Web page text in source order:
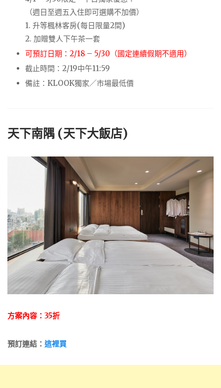
（週日至週五入住即可選購不加價）
1. 升等楓林客房(每日限量2間)
2. 加贈雙人下午茶一套
可預訂日期：2/18 – 5/30（國定連續假期不適用）
截止時間：2/19中午11:59
備註：KLOOK獨家／市場最低價
天下南隅 (天下大飯店)
方案內容：35折
預訂連結： 這裡買